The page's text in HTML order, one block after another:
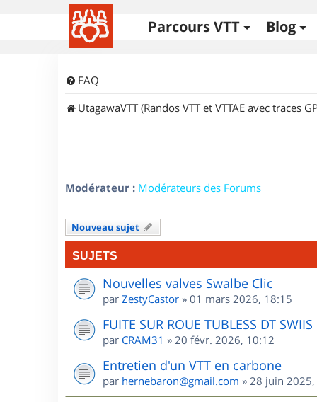
Parcours VTT Blog
FAQ
UtagawaVTT (Randos VTT et VTTAE avec traces
Modérateur : Modérateurs des Forums
Nouveau sujet
SUJETS
Nouvelles valves Swalbe Clic
par ZestyCastor » 01 mars 2026, 18:15
FUITE SUR ROUE TUBLESS DT
par CRAM31 » 20 févr. 2026, 10:12
Entretien d'un VTT en carbone
par hernebaron@gmail.com » 28 juin 2025,